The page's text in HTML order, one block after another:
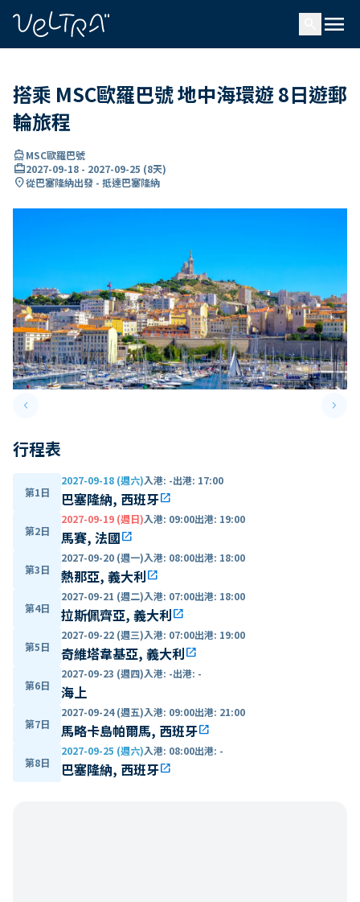
menu
搭乘 MSC歐羅巴號 地中海環遊 8日遊郵
輪旅程
directions_boatMSC歐羅巴號
card_travel2027-09-18 - 2027-09-25 (8天)
location_on從巴塞隆納出發 - 抵達巴塞隆納
keyboard_arrow_leftPrevious slide keyboard_arrow_right
行程表
第1日
2027-09-18 (週六)入港: -出港: 17:00
巴塞隆納, 西班牙open_in_new
第2日
2027-09-19 (週日)入港: 09:00出港: 19:00
馬賽, 法國open_in_new
第3日
2027-09-20 (週一)入港: 08:00出港: 18:00
熱那亞, 義大利open_in_new
第4日
2027-09-21 (週二)入港: 07:00出港: 18:00
拉斯佩齊亞, 義大利open_in_new
第5日
2027-09-22 (週三)入港: 07:00出港: 19:00
奇維塔韋基亞, 義大利open_in_new
第6日
2027-09-23 (週四)入港: -出港: -
海上
第7日
2027-09-24 (週五)入港: 09:00出港: 21:00
馬略卡島帕爾馬, 西班牙open_in_new
第8日
2027-09-25 (週六)入港: 08:00出港: -
巴塞隆納, 西班牙open_in_new